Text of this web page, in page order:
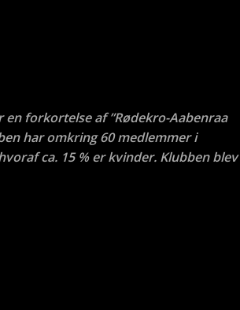
en forkortelse af ”Rødekro-Aabenraa
har omkring 60 medlemmer i
ca. 15 % er kvinder. Klubben blev